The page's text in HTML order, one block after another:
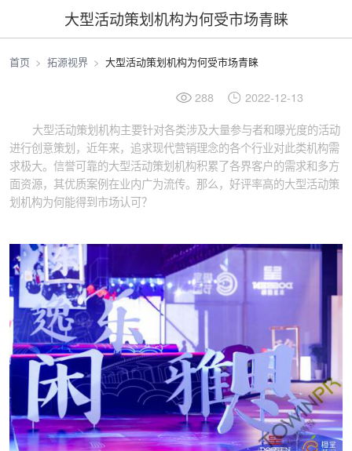
大型活动策划机构为何受市场青睐
首页 拓源视界 大型活动策划机构为何受市场青睐
288 2022-12-13
大型活动策划机构主要针对各类涉及大量参与者和曝光度的活动
进行创意策划，近年来，追求现代营销理念的各个行业对此类机构需
求极大。信誉可靠的大型活动策划机构积累了各界客户的需求和多方
面资源，其优质案例在业内广为流传。那么，好评率高的大型活动策
划机构为何能得到市场认可？